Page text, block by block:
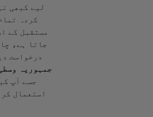
لیے کبھی
کردہ
مستقبل کے
جاتا ہے،
درخواست
جمہوریہ
جسے آپ
استعمال